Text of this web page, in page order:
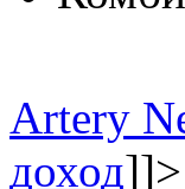
Artery
доход]]>